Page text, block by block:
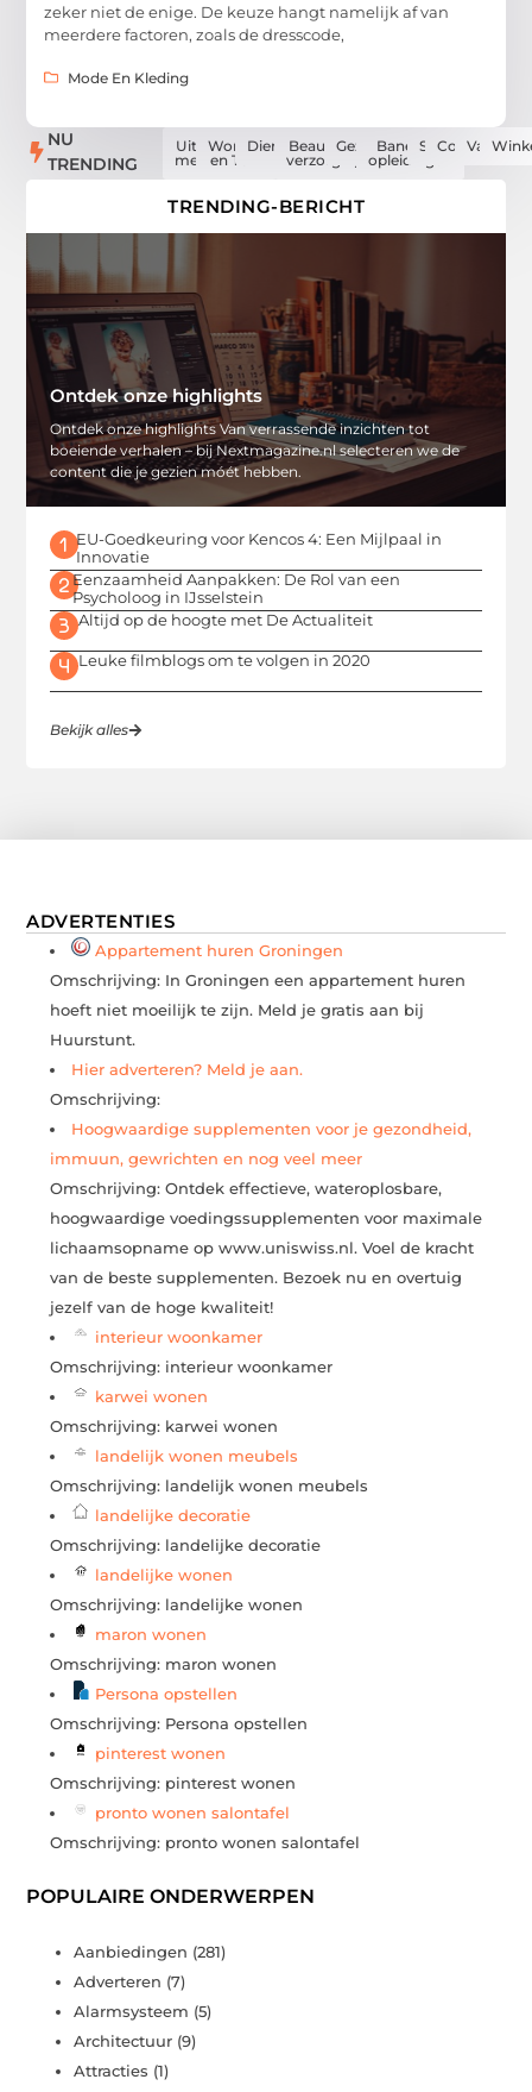
NU
TRENDING
Uit de
media
Woning
en Tuin
Dienstverlening
Beauty en
verzorging
Gezondheid
Banen en
opleidingen
SportComputers
Vakantie
zeker niet de enige. De keuze hangt namelijk af van
meerdere factoren, zoals de dresscode,
Mode En Kleding
TRENDING-BERICHT
Ontdek onze highlights
Ontdek onze highlights Van verrassende inzichten tot
boeiende verhalen – bij Nextmagazine.nl selecteren we de
content die je gezien móét hebben.
EU-Goedkeuring voor Kencos 4: Een Mijlpaal in
Innovatie
Eenzaamheid Aanpakken: De Rol van een
Psycholoog in IJsselstein
Altijd op de hoogte met De Actualiteit
Leuke filmblogs om te volgen in 2020
Bekijk alles
ADVERTENTIES
Appartement huren Groningen
Omschrijving: In Groningen een appartement huren
hoeft niet moeilijk te zijn. Meld je gratis aan bij
Huurstunt.
Hier adverteren? Meld je aan.
Omschrijving:
Hoogwaardige supplementen voor je gezondheid,
immuun, gewrichten en nog veel meer
Omschrijving: Ontdek effectieve, wateroplosbare,
hoogwaardige voedingssupplementen voor maximale
lichaamsopname op www.uniswiss.nl. Voel de kracht
van de beste supplementen. Bezoek nu en overtuig
jezelf van de hoge kwaliteit!
interieur woonkamer
Omschrijving: interieur woonkamer
karwei wonen
Omschrijving: karwei wonen
landelijk wonen meubels
Omschrijving: landelijk wonen meubels
landelijke decoratie
Omschrijving: landelijke decoratie
landelijke wonen
Omschrijving: landelijke wonen
maron wonen
Omschrijving: maron wonen
Persona opstellen
Omschrijving: Persona opstellen
pinterest wonen
Omschrijving: pinterest wonen
pronto wonen salontafel
Omschrijving: pronto wonen salontafel
POPULAIRE ONDERWERPEN
Aanbiedingen (281)
Adverteren (7)
Alarmsysteem (5)
Architectuur (9)
Attracties (1)